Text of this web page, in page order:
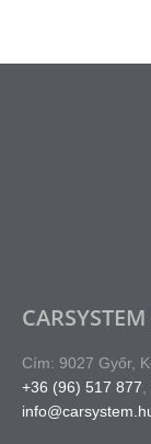
Cím: 9027 Győr,
+36 (96) 517 877